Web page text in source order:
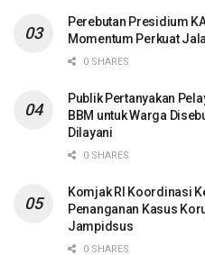
Perebutan Presidium
Momentum Perkuat
0 SHARES
Publik Pertanyakan
BBM untuk Warga
Dilayani
0 SHARES
Komjak RI Koordinasi
Penanganan Kasus
Jampidsus
0 SHARES